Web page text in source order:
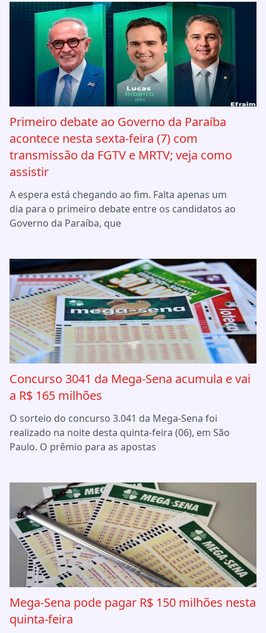
Primeiro debate ao Governo da Paraíba
acontece nesta sexta-feira (7) com
transmissão da FGTV e MRTV; veja como
assistir
A espera está chegando ao fim. Falta apenas um
dia para o primeiro debate entre os candidatos ao
Governo da Paraíba, que
Concurso 3041 da Mega-Sena acumula e vai
a R$ 165 milhões
O sorteio do concurso 3.041 da Mega-Sena foi
realizado na noite desta quinta-feira (06), em São
Paulo. O prêmio para as apostas
Mega-Sena pode pagar R$ 150 milhões nesta
quinta-feira